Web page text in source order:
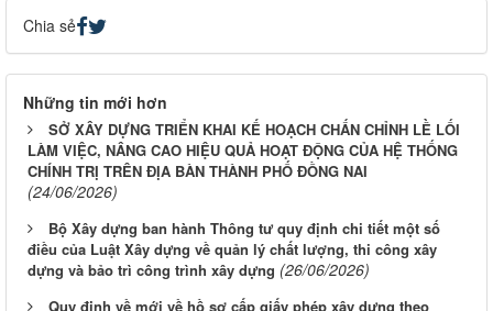
Chia sẻ
Những tin mới hơn
SỞ XÂY DỰNG TRIỂN KHAI KẾ HOẠCH CHẤN CHỈNH LỀ LỐI
LÀM VIỆC, NÂNG CAO HIỆU QUẢ HOẠT ĐỘNG CỦA HỆ THỐNG
CHÍNH TRỊ TRÊN ĐỊA BÀN THÀNH PHỐ ĐỒNG NAI
(24/06/2026)
Bộ Xây dựng ban hành Thông tư quy định chi tiết một số
điều của Luật Xây dựng về quản lý chất lượng, thi công xây
dựng và bảo trì công trình xây dựng (26/06/2026)
Quy định về mới về hồ sơ cấp giấy phép xây dựng theo